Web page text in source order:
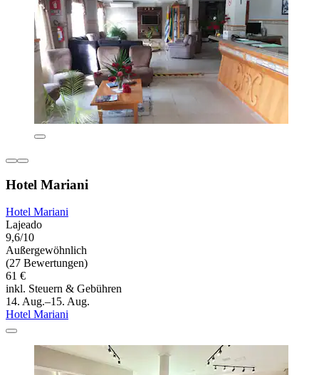
Hotel Mariani
Hotel Mariani
Lajeado
9,6/10
Außergewöhnlich
(27 Bewertungen)
61 €
inkl. Steuern & Gebühren
14. Aug.–15. Aug.
Hotel Mariani